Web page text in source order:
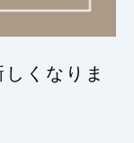
くなりま